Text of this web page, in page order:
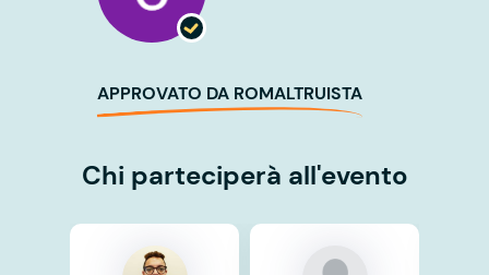
APPROVATO DA ROMALTRUISTA
Chi parteciperà all'evento